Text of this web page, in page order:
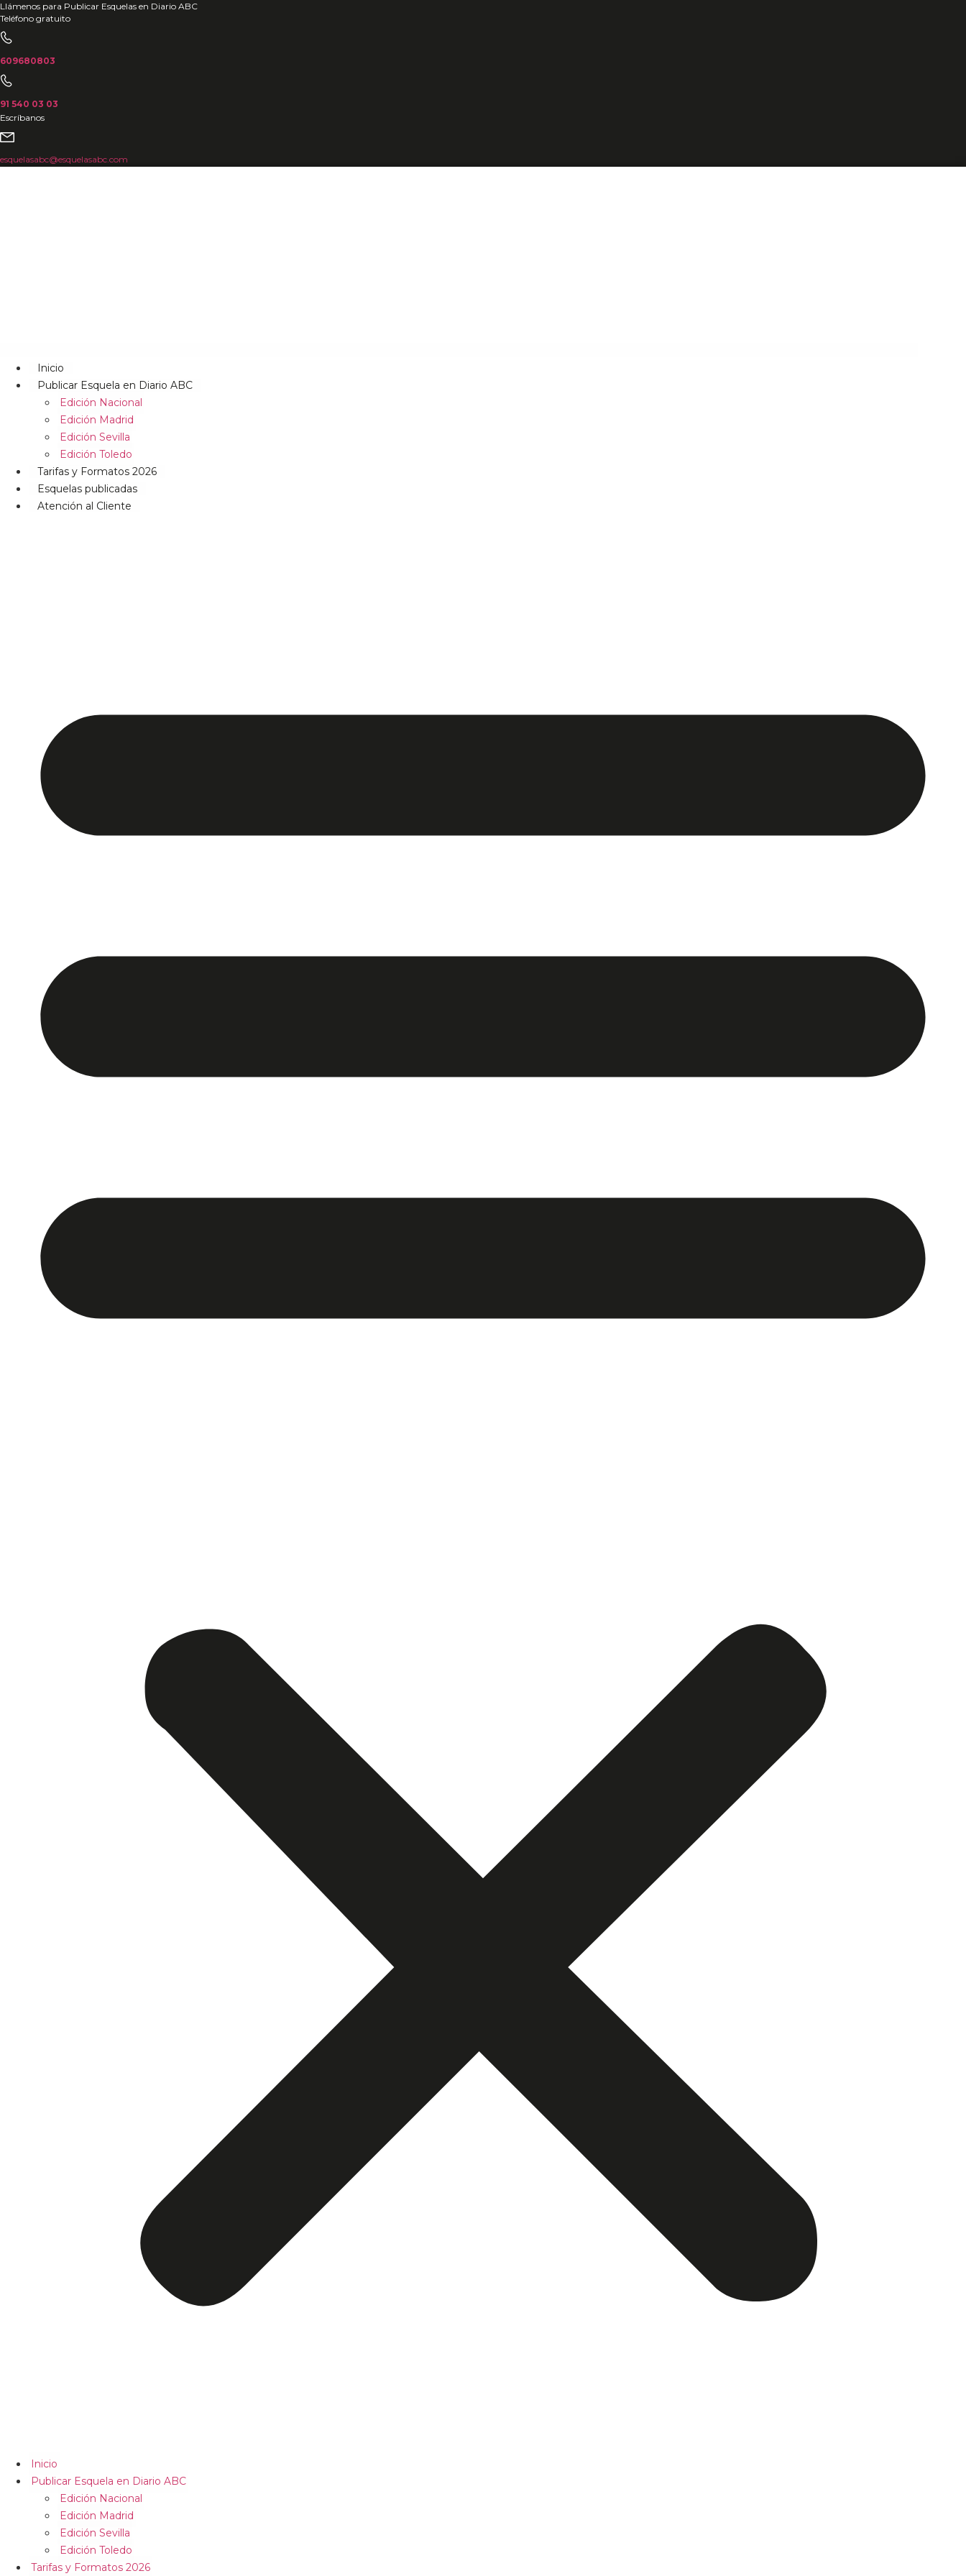
Ir
al
contenido
Llámenos para Publicar Esquelas en Diario ABC
Teléfono gratuito
609680803
91 540 03 03
Escríbanos
esquelasabc@esquelasabc.com
Inicio
Publicar Esquela en Diario ABC
Edición Nacional
Edición Madrid
Edición Sevilla
Edición Toledo
Tarifas y Formatos 2026
Esquelas publicadas
Atención al Cliente
Inicio
Publicar Esquela en Diario ABC
Edición Nacional
Edición Madrid
Edición Sevilla
Edición Toledo
Tarifas y Formatos 2026